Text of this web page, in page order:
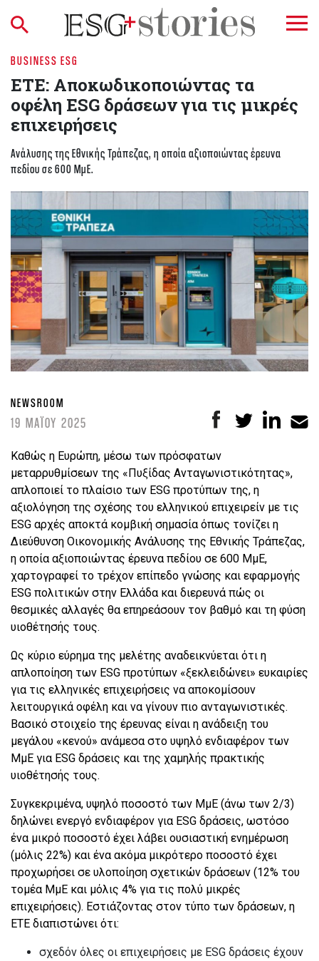
BUSINESS ESG
ΕΤΕ: Αποκωδικοποιώντας τα
οφέλη ESG δράσεων για τις μικρές
επιχειρήσεις
Ανάλυσης της Εθνικής Τράπεζας, η οποία αξιοποιώντας έρευνα
πεδίου σε 600 ΜμΕ.
NEWSROOM
19 ΜΑΪΟΥ 2025
Καθώς η Ευρώπη, μέσω των πρόσφατων
μεταρρυθμίσεων της «Πυξίδας Ανταγωνιστικότητας»,
απλοποιεί το πλαίσιο των ESG προτύπων της, η
αξιολόγηση της σχέσης του ελληνικού επιχειρείν με τις
ESG αρχές αποκτά κομβική σημασία όπως τονίζει η
Διεύθυνση Οικονομικής Ανάλυσης της Εθνικής Τράπεζας,
η οποία αξιοποιώντας έρευνα πεδίου σε 600 ΜμΕ,
χαρτογραφεί το τρέχον επίπεδο γνώσης και εφαρμογής
ESG πολιτικών στην Ελλάδα και διερευνά πώς οι
θεσμικές αλλαγές θα επηρεάσουν τον βαθμό και τη φύση
υιοθέτησής τους.
Ως κύριο εύρημα της μελέτης αναδεικνύεται ότι η
απλοποίηση των ESG προτύπων «ξεκλειδώνει» ευκαιρίες
για τις ελληνικές επιχειρήσεις να αποκομίσουν
λειτουργικά οφέλη και να γίνουν πιο ανταγωνιστικές.
Βασικό στοιχείο της έρευνας είναι η ανάδειξη του
μεγάλου «κενού» ανάμεσα στο υψηλό ενδιαφέρον των
ΜμΕ για ESG δράσεις και της χαμηλής πρακτικής
υιοθέτησής τους.
Συγκεκριμένα, υψηλό ποσοστό των ΜμΕ (άνω των 2/3)
δηλώνει ενεργό ενδιαφέρον για ESG δράσεις, ωστόσο
ένα μικρό ποσοστό έχει λάβει ουσιαστική ενημέρωση
(μόλις 22%) και ένα ακόμα μικρότερο ποσοστό έχει
προχωρήσει σε υλοποίηση σχετικών δράσεων (12% του
τομέα ΜμΕ και μόλις 4% για τις πολύ μικρές
επιχειρήσεις). Εστιάζοντας στον τύπο των δράσεων, η
ΕΤΕ διαπιστώνει ότι:
σχεδόν όλες οι επιχειρήσεις με ESG δράσεις έχουν